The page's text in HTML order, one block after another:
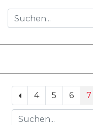
4 5 6 7